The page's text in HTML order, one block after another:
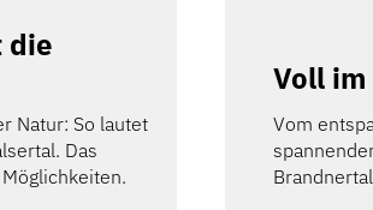
die
Natur: So lautet
Das
Voll
Vom